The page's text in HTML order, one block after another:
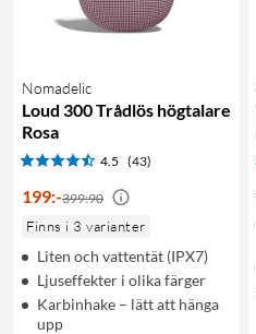
Nomadelic
Loud 300 Trådlös högtalare
Rosa
4.5 (43)
199:-399:90
Finns i 3 varianter
Liten och vattentät (IPX7)
Ljuseffekter i olika färger
Karbinhake – lätt att hänga
upp